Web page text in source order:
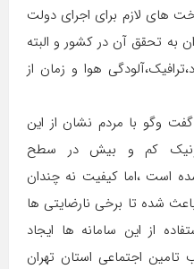
های لازم برای اجرای دولت
به تحقق آن در کشور و البته
هوا و زمان از
وگو با مردم نشان از این
کم و بیش در سطح
است ،اما کیفیت نه چندان
شده تا برخی نارضایتی ها
از این سامانه ها ایجاد
اجتماعی استان تهران